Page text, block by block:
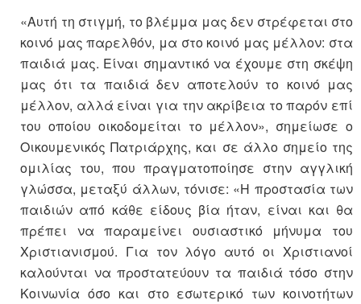
«Αυτή τη στιγμή, το βλέμμα μας δεν στρέφεται στο
κοινό μας παρελθόν, μα στο κοινό μας μέλλον: στα
παιδιά μας. Είναι σημαντικό να έχουμε στη σκέψη
μας ότι τα παιδιά δεν αποτελούν το κοινό μας
μέλλον, αλλά είναι για την ακρίβεια το παρόν επί
του οποίου οικοδομείται το μέλλον», σημείωσε ο
Οικουμενικός Πατριάρχης, και σε άλλο σημείο της
ομιλίας του, που πραγματοποίησε στην αγγλική
γλώσσα, μεταξύ άλλων, τόνισε: «Η προστασία των
παιδιών από κάθε είδους βία ήταν, είναι και θα
πρέπει να παραμείνει ουσιαστικό μήνυμα του
Χριστιανισμού. Για τον λόγο αυτό οι Χριστιανοί
καλούνται να προστατεύουν τα παιδιά τόσο στην
Κοινωνία όσο και στο εσωτερικό των κοινοτήτων